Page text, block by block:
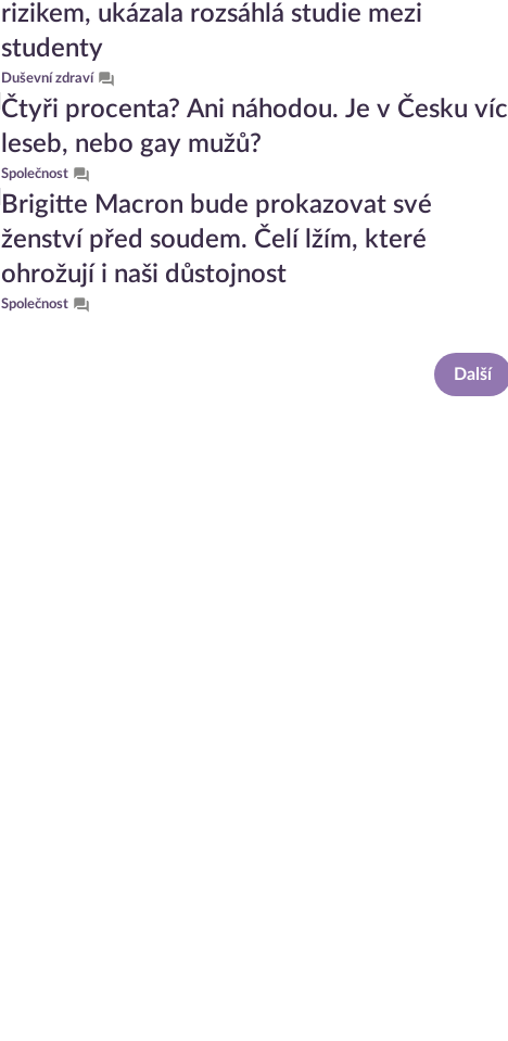
rizikem, ukázala rozsáhlá studie mezi
studenty
Duševní zdraví
Čtyři procenta? Ani náhodou. Je v Česku víc
leseb, nebo gay mužů?
Společnost
Brigitte Macron bude prokazovat své
ženství před soudem. Čelí lžím, které
ohrožují i naši důstojnost
Společnost
Další